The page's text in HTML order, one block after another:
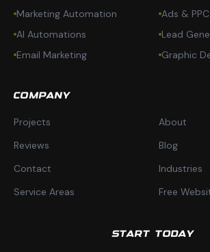
Marketing Automation
Ads & PPC
AI Automations
Lead
Email Marketing
Graphic
COMPANY
Projects
About
Reviews
Blog
Contact
Industries
Service Areas
Free
START TODAY